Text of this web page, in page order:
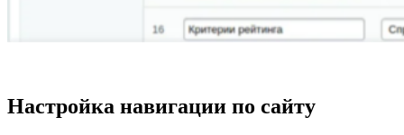
Настройка навигации по сайту